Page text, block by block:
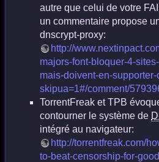
autre que celui de votre
un commentaire propose
dnscrypt-proxy:
http://
majors-font-bloquer-4-
mais-doivent-en-supporter-
skipua=1#/comment/
TorrentFreak et TPB
contourner le système de
intégré au navigateur:
http://torrentfreak.com/
to-beat-censorship-for-